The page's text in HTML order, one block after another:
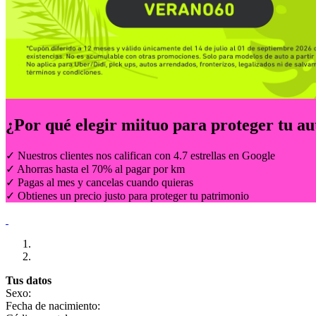
¿Por qué elegir miituo para proteger tu
✓ Nuestros clientes nos califican con 4.7 estrellas en Google
✓ Ahorras hasta el 70% al pagar por km
✓ Pagas al mes y cancelas cuando quieras
✓ Obtienes un precio justo para proteger tu patrimonio
Tus datos
Sexo:
Fecha de nacimiento: